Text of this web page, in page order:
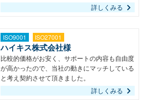
詳しくみる
ISO9001 ISO27001
ハイキス株式会社様
比較的価格がお安く、サポートの内容も自由度
が高かったので、当社の動きにマッチしている
と考え契約させて頂きました。
詳しくみる